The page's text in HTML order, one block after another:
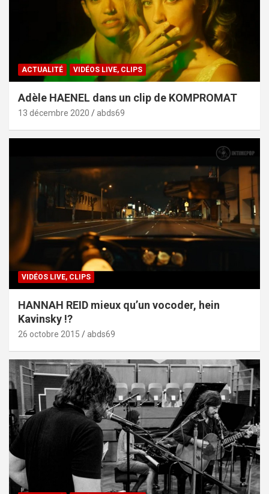
ACTUALITÉ VIDÉOS LIVE, CLIPS
Adèle HAENEL dans un clip de KOMPROMAT
13 décembre 2020 abds69
VIDÉOS LIVE, CLIPS
HANNAH REID mieux qu’un vocoder, hein
Kavinsky !?
26 octobre 2015 abds69